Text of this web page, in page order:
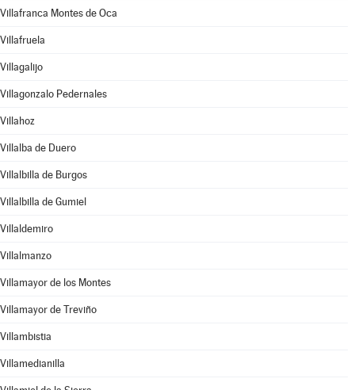
Villafranca Montes de Oca
Villafruela
Villagalijo
Villagonzalo Pedernales
Villahoz
Villalba de Duero
Villalbilla de Burgos
Villalbilla de Gumiel
Villaldemiro
Villalmanzo
Villamayor de los Montes
Villamayor de Treviño
Villambistia
Villamedianilla